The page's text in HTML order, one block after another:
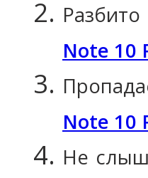
Note 10
Note 10
Не